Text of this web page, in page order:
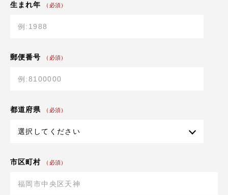
生まれ年 （必須）
郵便番号 （必須）
都道府県 （必須）
市区町村 （必須）